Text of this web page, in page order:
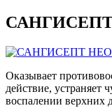
САНГИСЕПТ
Оказывает
действие, устраняет
воспалении верхних